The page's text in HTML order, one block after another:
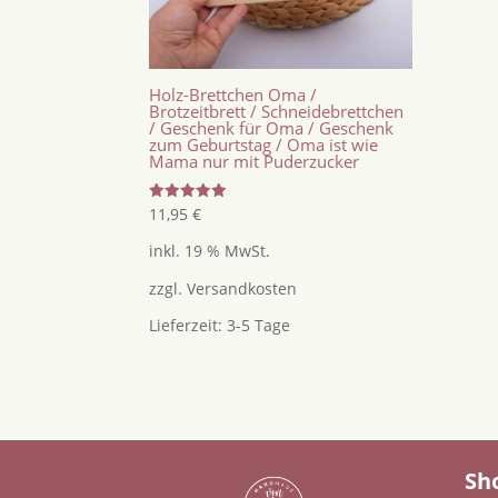
Holz-Brettchen Oma /
Brotzeitbrett / Schneidebrettchen
/ Geschenk für Oma / Geschenk
zum Geburtstag / Oma ist wie
Mama nur mit Puderzucker
Bewertet
mit
von 5
11,95€
inkl. 19 % MwSt.
zzgl.Versandkosten
Lieferzeit:3-5 Tage